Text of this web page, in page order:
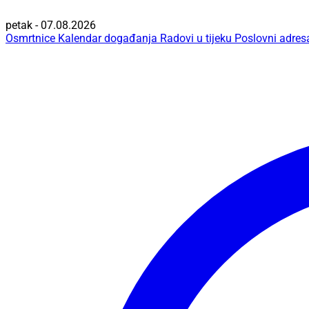
petak - 07.08.2026
Osmrtnice Kalendar događanja Radovi u tijeku Poslovni